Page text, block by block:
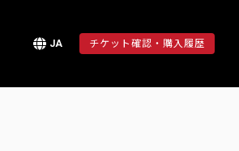
JA チケット確認・購入履歴